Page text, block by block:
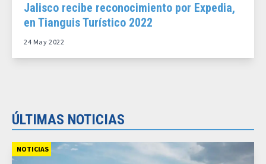
Jalisco recibe reconocimiento por Expedia,
en Tianguis Turístico 2022
24 May 2022
ÚLTIMAS NOTICIAS
NOTICIAS